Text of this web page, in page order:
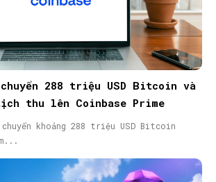
chuyển 288 triệu USD Bitcoin và
thu lên Coinbase Prime
chuyển khoảng 288 triệu USD Bitcoin